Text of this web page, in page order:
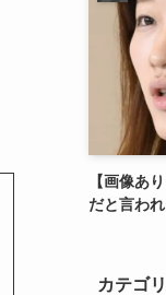
【画像あ
だと言わ
カテゴ